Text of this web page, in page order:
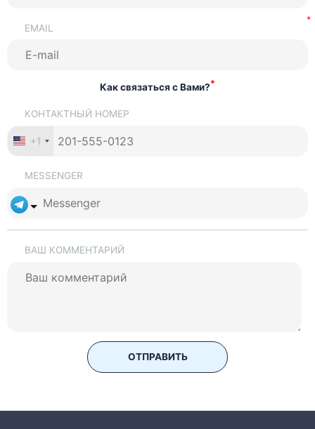
EMAIL
Как связаться с Вами?*
КОНТАКТНЫЙ НОМЕР
+1
MESSENGER
ВАШ КОММЕНТАРИЙ
ОТПРАВИТЬ